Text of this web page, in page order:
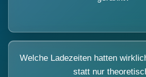
Welche Ladezeiten hatten
statt nur